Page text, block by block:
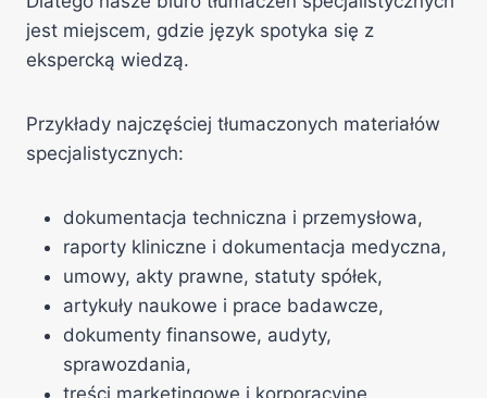
jest miejscem, gdzie język spotyka się z
ekspercką wiedzą.
Przykłady najczęściej tłumaczonych materiałów
specjalistycznych:
dokumentacja techniczna i przemysłowa,
raporty kliniczne i dokumentacja medyczna,
umowy, akty prawne, statuty spółek,
artykuły naukowe i prace badawcze,
dokumenty finansowe, audyty,
sprawozdania,
treści marketingowe i korporacyjne.